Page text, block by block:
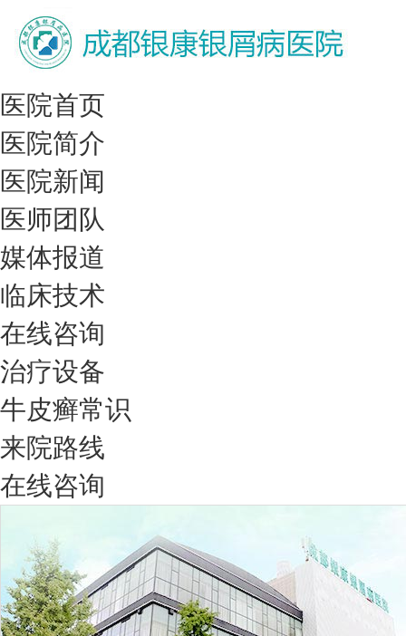
医院首页
医院简介
医院新闻
医师团队
媒体报道
临床技术
在线咨询
治疗设备
牛皮癣常识
来院路线
在线咨询